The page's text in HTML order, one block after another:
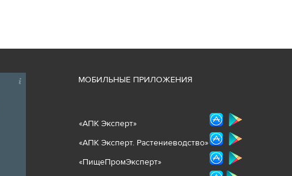
МОБИЛЬНЫЕ ПРИЛОЖЕНИЯ
«АПК Эксперт»
«АПК Эксперт. Растениеводство»
«ПищеПромЭксперт»